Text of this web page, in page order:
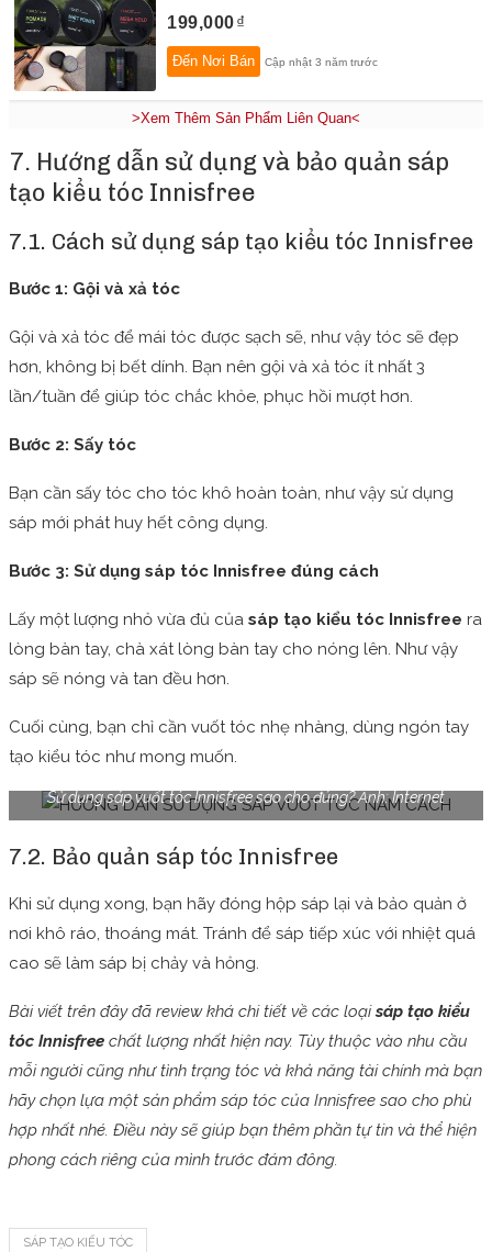
199,000
Đến Nơi Bán Cập nhật 3 năm trước
>Xem Thêm Sản Phẩm Liên Quan<
7. Hướng dẫn sử dụng và bảo quản sáp
tạo kiểu tóc Innisfree
7.1. Cách sử dụng sáp tạo kiểu tóc Innisfree
Bước 1: Gội và xả tóc
Gội và xả tóc để mái tóc được sạch sẽ, như vậy tóc sẽ đẹp
hơn, không bị bết dính. Bạn nên gội và xả tóc ít nhất 3
lần/tuần để giúp tóc chắc khỏe, phục hồi mượt hơn.
Bước 2: Sấy tóc
Bạn cần sấy tóc cho tóc khô hoàn toàn, như vậy sử dụng
sáp mới phát huy hết công dụng.
Bước 3: Sử dụng sáp tóc Innisfree đúng cách
Lấy một lượng nhỏ vừa đủ của sáp tạo kiểu tóc Innisfree ra
lòng bàn tay, chà xát lòng bàn tay cho nóng lên. Như vậy
sáp sẽ nóng và tan đều hơn.
Cuối cùng, bạn chỉ cần vuốt tóc nhẹ nhàng, dùng ngón tay
tạo kiểu tóc như mong muốn.
Sử dụng sáp vuốt tóc Innisfree sao cho đúng? Ảnh: Internet
7.2. Bảo quản sáp tóc Innisfree
Khi sử dụng xong, bạn hãy đóng hộp sáp lại và bảo quản ở
nơi khô ráo, thoáng mát. Tránh để sáp tiếp xúc với nhiệt quá
cao sẽ làm sáp bị chảy và hỏng.
Bài viết trên đây đã review khá chi tiết về các loạisáp tạo kiểu
tóc Innisfree chất lượng nhất hiện nay. Tùy thuộc vào nhu cầu
mỗi người cũng như tình trạng tóc và khả năng tài chính mà bạn
hãy chọn lựa một sản phẩm sáp tóc của Innisfree sao cho phù
hợp nhất nhé. Điều này sẽ giúp bạn thêm phần tự tin và thể hiện
phong cách riêng của mình trước đám đông.
SÁP TẠO KIỂU TÓC